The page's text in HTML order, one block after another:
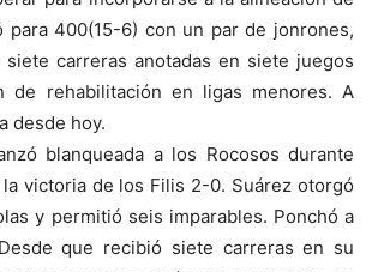
para 400(15-6) con un par de jonrones,
siete carreras anotadas en siete juegos
de rehabilitación en ligas menores. A
desde hoy.
blanqueada a los Rocosos durante
victoria de los Filis 2-0. Suárez otorgó
y permitió seis imparables. Ponchó a
que recibió siete carreras en su